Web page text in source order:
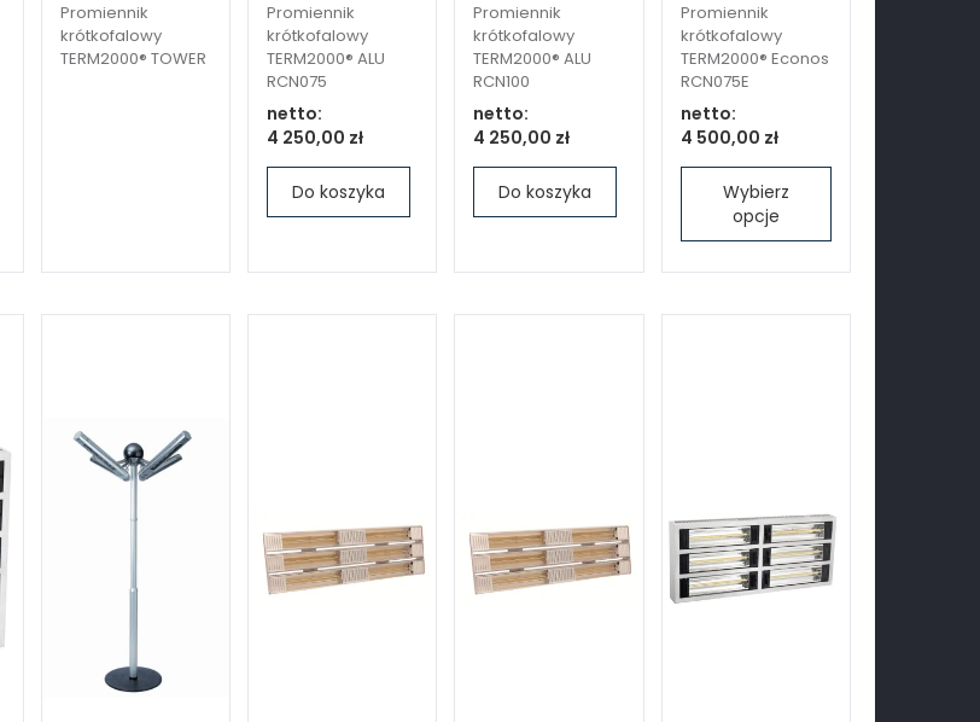
Promiennik
krótkofalowy
TERM2000® TOWER
Promiennik
krótkofalowy
TERM2000® ALU
RCN075
netto:
4 250,00 zł
Do koszyka
Promiennik
krótkofalowy
TERM2000® ALU
RCN100
netto:
4 250,00 zł
Do koszyka
Promiennik
krótkofalowy
TERM2000® Econos
RCN075E
netto:
4 500,00 zł
Wybierz
opcje